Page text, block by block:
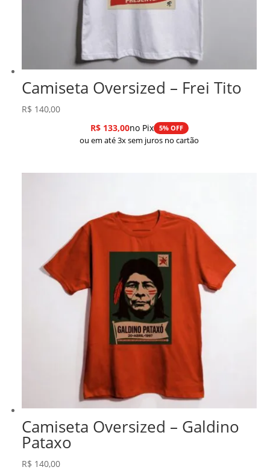
Camiseta Oversized – Frei Tito
R$ 140,00
R$133,00no Pix 5% OFF
ou em até 3x sem juros no cartão
Camiseta Oversized – Galdino
Pataxo
R$ 140,00